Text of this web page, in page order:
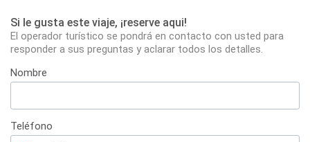
Si le gusta este viaje, ¡reserve aqui!
El operador turístico se pondrá en contacto con usted para
responder a sus preguntas y aclarar todos los detalles.
Nombre
Teléfono